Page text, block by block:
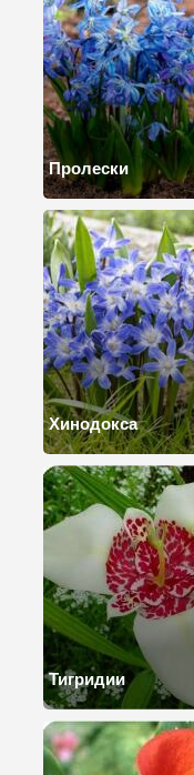
Пролески
Хинодокса
Тигридии